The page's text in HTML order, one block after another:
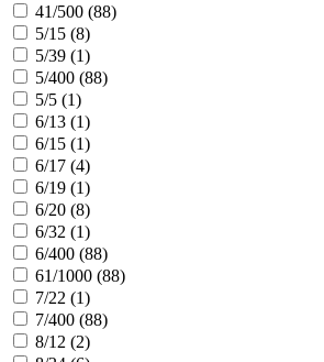
41/500 (88)
5/15 (8)
5/39 (1)
5/400 (88)
5/5 (1)
6/13 (1)
6/15 (1)
6/17 (4)
6/19 (1)
6/20 (8)
6/32 (1)
6/400 (88)
61/1000 (88)
7/22 (1)
7/400 (88)
8/12 (2)